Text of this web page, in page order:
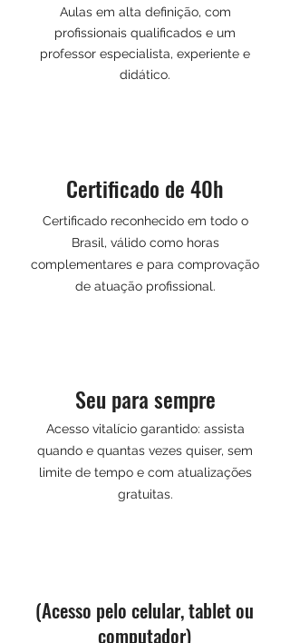
Aulas em alta definição, com
profissionais qualificados e um
professor especialista, experiente e
didático.
Certificado de 40h
Certificado reconhecido em todo o
Brasil, válido como horas
complementares e para comprovação
de atuação profissional.
Seu para sempre
Acesso vitalício garantido: assista
quando e quantas vezes quiser, sem
limite de tempo e com atualizações
gratuitas.
(Acesso pelo celular, tablet ou
computador)